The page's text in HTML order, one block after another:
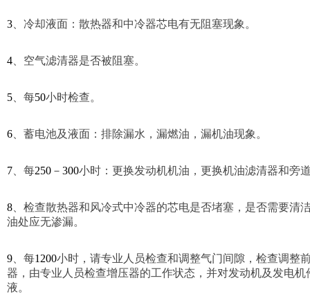
3 、冷却液面：散热器和中冷器芯电有无阻塞现象。
4 、空气滤清器是否被阻塞。
5 、每50小时检查。
6 、蓄电池及液面：排除漏水，漏燃油，漏机油现象。
7 、每250 － 300小时：更换发动机机油，更换机油滤清器和旁
8 、检查散热器和风冷式中冷器的芯电是否堵塞，是否需要
油处应无渗漏。
9 、每1200小时，请专业人员检查和调整气门间隙，检查调整
器，由专业人员检查增压器的工作状态，并对发动机及发电机
液。